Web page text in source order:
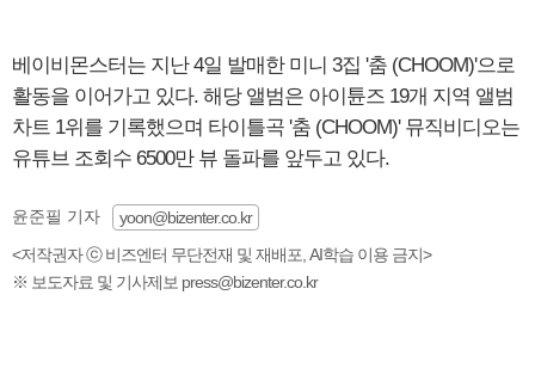
베이비몬스터는 지난 4일 발매한 미니 3집 '춤 (CHOOM)'으로
활동을 이어가고 있다. 해당 앨범은 아이튠즈 19개 지역 앨범
차트 1위를 기록했으며 타이틀곡 '춤 (CHOOM)' 뮤직비디오는
유튜브 조회수 6500만 뷰 돌파를 앞두고 있다.
윤준필 기자
yoon@bizenter.co.kr
<저작권자 ⓒ 비즈엔터 무단전재 및 재배포, AI학습 이용 금지>
※ 보도자료 및 기사제보 press@bizenter.co.kr